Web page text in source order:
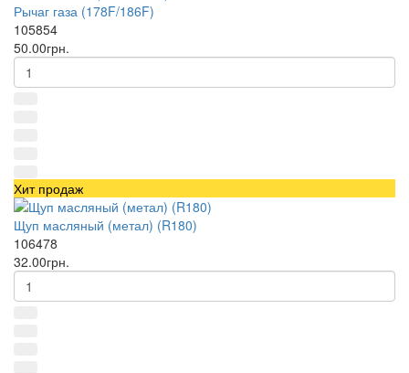
Рычаг газа (178F/186F)
105854
50.00грн.
Хит продаж
Щуп масляный (метал) (R180)
106478
32.00грн.